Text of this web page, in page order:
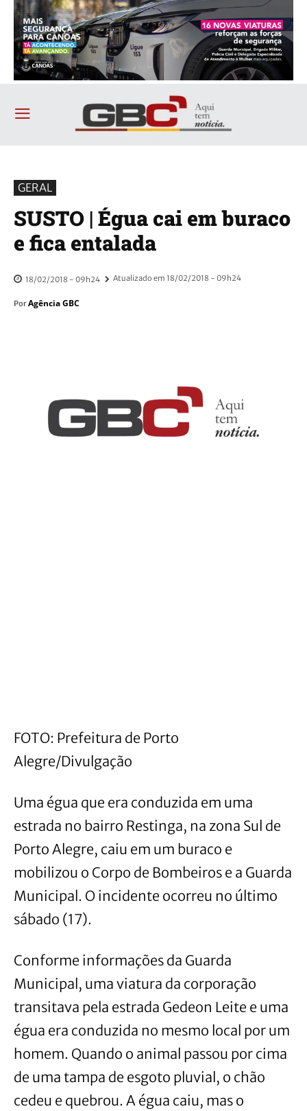
GERAL
SUSTO | Égua cai em buraco
e fica entalada
18/02/2018 - 09h24 Atualizado em 18/02/2018 - 09h24
Por Agência GBC
FOTO: Prefeitura de Porto
Alegre/Divulgação
Uma égua que era conduzida em uma
estrada no bairro Restinga, na zona Sul de
Porto Alegre, caiu em um buraco e
mobilizou o Corpo de Bombeiros e a Guarda
Municipal. O incidente ocorreu no último
sábado (17).
Conforme informações da Guarda
Municipal, uma viatura da corporação
transitava pela estrada Gedeon Leite e uma
égua era conduzida no mesmo local por um
homem. Quando o animal passou por cima
de uma tampa de esgoto pluvial, o chão
cedeu e quebrou. A égua caiu, mas o